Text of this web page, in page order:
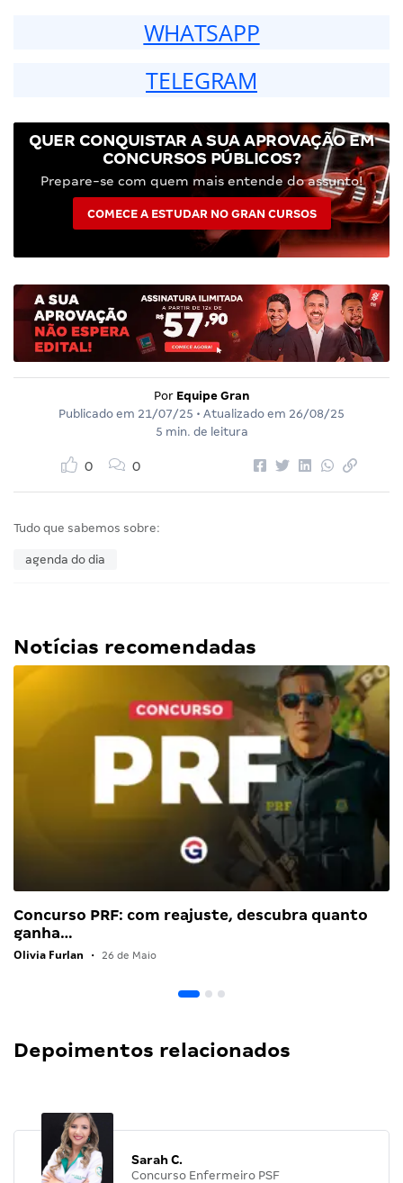
WHATSAPP
TELEGRAM
QUER CONQUISTAR A SUA APROVAÇÃO EM
CONCURSOS PÚBLICOS?
Prepare-se com quem mais entende do assunto!
COMECE A ESTUDAR NO GRAN CURSOS
Por Equipe Gran
Publicado em 21/07/25 • Atualizado em 26/08/25
5 min. de leitura
0 0
Tudo que sabemos sobre:
agenda do dia
Notícias recomendadas
Concurso PRF: com reajuste, descubra quanto
ganha…
Olivia Furlan • 26 de Maio
Depoimentos relacionados
Sarah C.
Concurso Enfermeiro PSF